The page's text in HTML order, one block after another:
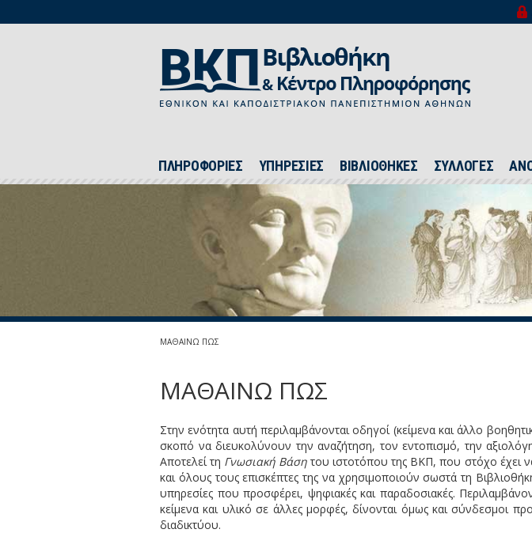
ΠΛΗΡΟΦΟΡΙΕΣ ΥΠΗΡΕΣΙΕΣ ΒΙΒΛΙΟΘΗΚΕΣ ΣΥΛΛΟΓΕΣ
ΜΑΘΑΙΝΩ ΠΩΣ
ΜΑΘΑΙΝΩ ΠΩΣ
Στην ενότητα αυτή περιλαμβάνονται οδηγοί (κείμενα και άλλο
σκοπό να διευκολύνουν την αναζήτηση, τον εντοπισμό, την
Αποτελεί τη Γνωσιακή Βάσητου ιστοτόπου της ΒΚΠ, που στόχο έχει
και όλους τους επισκέπτες της να χρησιμοποιούν σωστά τη
υπηρεσίες που προσφέρει, ψηφιακές και παραδοσιακές.
κείμενα και υλικό σε άλλες μορφές, δίνονται όμως και σύνδεσμοι
διαδικτύου.